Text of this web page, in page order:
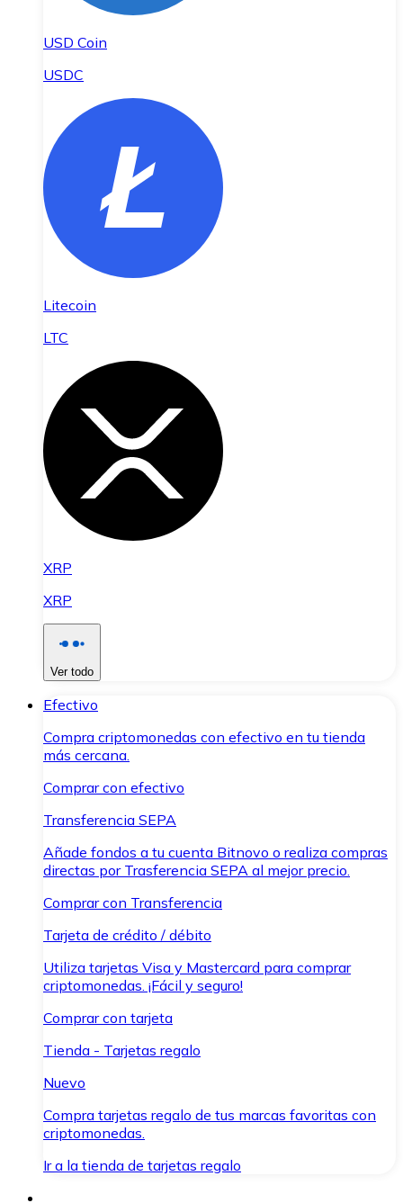
USD Coin
USDC
Litecoin
LTC
XRP
XRP
Ver todo
Efectivo
Compra criptomonedas con efectivo en tu tienda
más cercana.
Comprar con efectivo
Transferencia SEPA
Añade fondos a tu cuenta Bitnovo o realiza compras
directas por Trasferencia SEPA al mejor precio.
Comprar con Transferencia
Tarjeta de crédito / débito
Utiliza tarjetas Visa y Mastercard para comprar
criptomonedas. ¡Fácil y seguro!
Comprar con tarjeta
Tienda - Tarjetas regalo
Nuevo
Compra tarjetas regalo de tus marcas favoritas con
criptomonedas.
Ir a la tienda de tarjetas regalo